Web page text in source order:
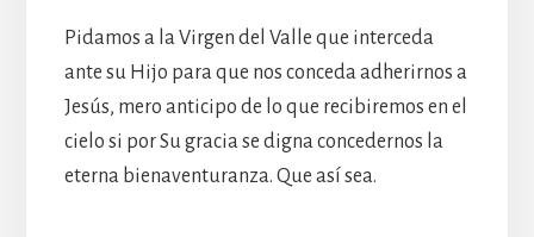
Pidamos a la Virgen del Valle que interceda
ante su Hijo para que nos conceda adherirnos a
Jesús, mero anticipo de lo que recibiremos en el
cielo si por Su gracia se digna concedernos la
eterna bienaventuranza. Que así sea.